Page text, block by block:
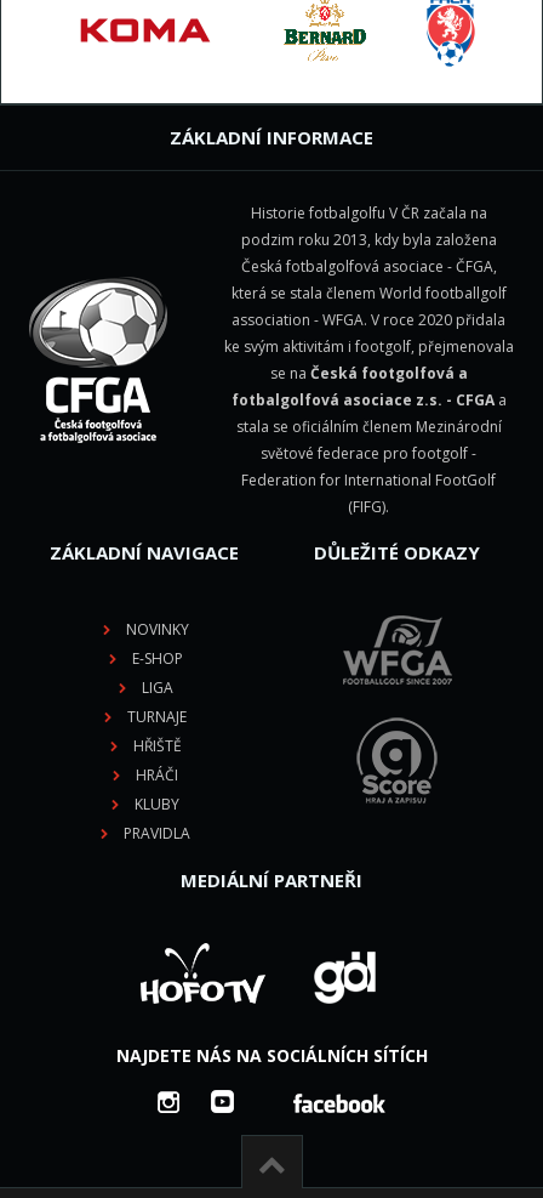
ZÁKLADNÍ INFORMACE
Historie fotbalgolfu V ČR začala na
podzim roku 2013, kdy byla založena
Česká fotbalgolfová asociace - ČFGA,
která se stala členem World footballgolf
association - WFGA. V roce 2020 přidala
ke svým aktivitám i footgolf, přejmenovala
se na Česká footgolfová a
fotbalgolfová asociace z.s. - CFGAa
stala se oficiálním členem Mezinárodní
světové federace pro footgolf -
Federation for International FootGolf
(FIFG).
ZÁKLADNÍ NAVIGACE
NOVINKY
E-SHOP
LIGA
TURNAJE
HŘIŠTĚ
HRÁČI
KLUBY
PRAVIDLA
DŮLEŽITÉ ODKAZY
MEDIÁLNÍ PARTNEŘI
NAJDETE NÁS NA SOCIÁLNÍCH SÍTÍCH